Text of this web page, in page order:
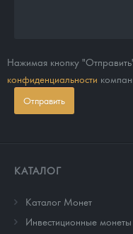
Нажимая кнопку
конфиденциальности
Отправить
КАТАЛОГ
Каталог Монет
Инвестиционные монеты